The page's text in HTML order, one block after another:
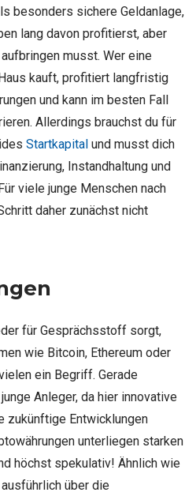
besonders sichere Geldanlage,
lang davon profitierst, aber
musst. Wer eine
kauft, profitiert langfristig
und kann im besten Fall
Allerdings brauchst du für
Startkapital und musst dich
Instandhaltung und
viele junge Menschen nach
daher zunächst nicht
für Gesprächsstoff sorgt,
wie Bitcoin, Ethereum oder
ein Begriff. Gerade
Anleger, da hier innovative
zukünftige Entwicklungen
unterliegen starken
höchst spekulativ! Ähnlich wie
über die